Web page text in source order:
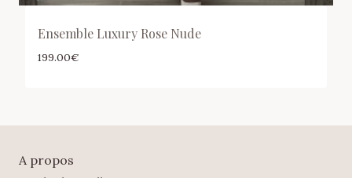
Ensemble Luxury Rose Nude
199.00€
A propos